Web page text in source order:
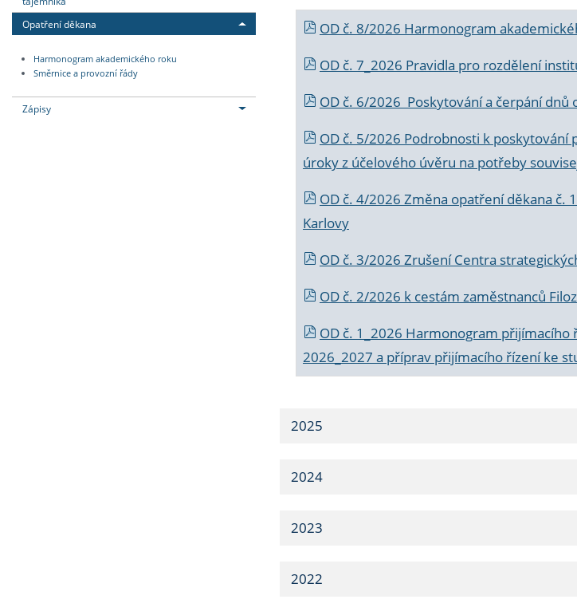
Opatření děkana
Harmonogram akademického roku
Směrnice a provozní řády
Zápisy
OD č. 8/2026 Harmonogram
OD č. 7_2026 Pravidla pro rozdělení
OD č. 6/2026 Poskytování a čerpání
OD č. 5/2026 Podrobnosti k
úroky z účelového úvěru na potřeby
OD č. 4/2026 Změna opatření děkana č.
Karlovy
OD č. 3/2026 Zrušení Centra
OD č. 2/2026 k cestám zaměstnanců
OD č. 1_2026 Harmonogram přijímacího
2026_2027 a příprav přijímacího řízení ke
2025
2024
2023
2022